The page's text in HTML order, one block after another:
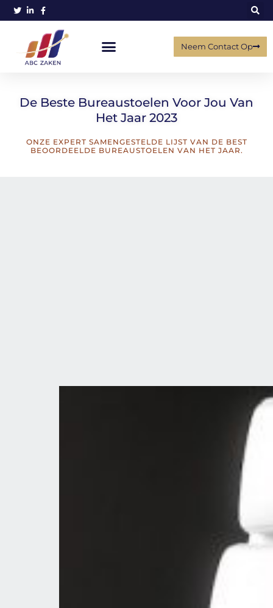
Neem Contact Op
De Beste Bureaustoelen Voor Jou Van
Het Jaar 2023
ONZE EXPERT SAMENGESTELDE LIJST VAN DE BEST
BEOORDEELDE BUREAUSTOELEN VAN HET JAAR.